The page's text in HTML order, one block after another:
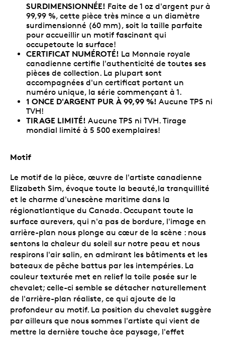
SURDIMENSIONNÉE! Faite de 1 oz d'argent pur à
99,99 %, cette pièce très mince a un diamètre
surdimensionné (60 mm), soit la taille parfaite
pour accueillir un motif fascinant qui
occupetoute la surface!
CERTIFICAT NUMÉROTÉ! La Monnaie royale
canadienne certifie l'authenticité de toutes ses
pièces de collection. La plupart sont
accompagnées d'un certificat portant un
numéro unique, la série commençant à 1.
1 ONCE D'ARGENT PUR À 99,99 %! Aucune TPS ni
TVH!
TIRAGE LIMITÉ! Aucune TPS ni TVH. Tirage
mondial limité à 5 500 exemplaires!
Motif
Le motif de la pièce, œuvre de l'artiste canadienne
Elizabeth Sim, évoque toute la beauté,la tranquillité
et le charme d'unescène maritime dans la
régionatlantique du Canada. Occupant toute la
surface aurevers, qui n'a pas de bordure, l'image en
arrière-plan nous plonge au cœur de la scène : nous
sentons la chaleur du soleil sur notre peau et nous
respirons l'air salin, en admirant les bâtiments et les
bateaux de pêche battus par les intempéries. La
couleur texturée met en relief la toile posée sur le
chevalet; celle-ci semble se détacher naturellement
de l'arrière-plan réaliste, ce qui ajoute de la
profondeur au motif. La position du chevalet suggère
par ailleurs que nous sommes l'artiste qui vient de
mettre la dernière touche àce paysage, l'effet